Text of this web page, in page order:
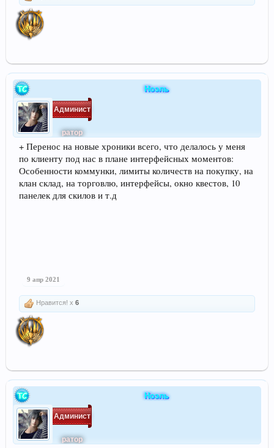
Ноэль
Админист
ратор
+ Перенос на новые хроники всего, что делалось у меня
по клиенту под нас в плане интерфейсных моментов:
Особенности коммунки, лимиты количеств на покупку, на
клан склад, на торговлю, интерфейсы, окно квестов, 10
панелек для скилов и т.д
9 апр 2021
Нравится! x 6
Ноэль
Админист
ратор